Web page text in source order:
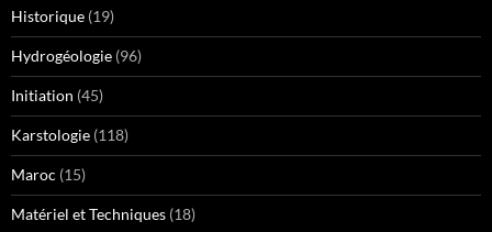
Historique (19)
Hydrogéologie (96)
Initiation (45)
Karstologie (118)
Maroc (15)
Matériel et Techniques (18)